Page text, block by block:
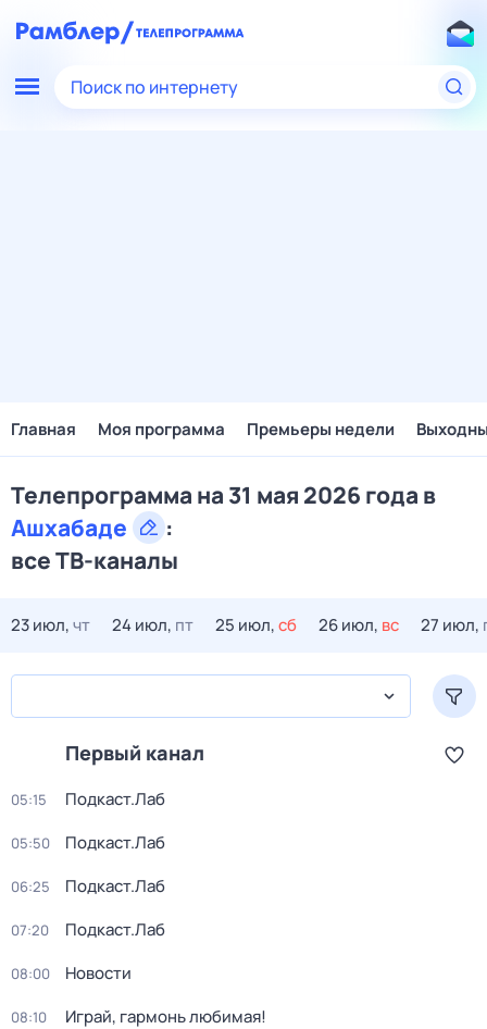
Поиск по интернету
Главная Моя программа Премьеры недели
Телепрограмма на 31 мая 2026 года в
Ашхабаде
:
все ТВ-каналы
23 июл,чт 24 июл, пт 25 июл,сб 26 июл, вс 27 июл,
Первый канал
05:15 Подкаст.Лаб
05:50 Подкаст.Лаб
06:25 Подкаст.Лаб
07:20 Подкаст.Лаб
08:00 Новости
08:10 Играй, гармонь любимая!